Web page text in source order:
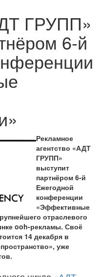
ГРУПП»
6-й
Рекламное
агентство «АДТ
ГРУПП»
выступит
партнёром 6-й
Ежегодной
конференции
«Эффективные
отраслевого
ooh-рекламы. Своё
14 декабря в
уже